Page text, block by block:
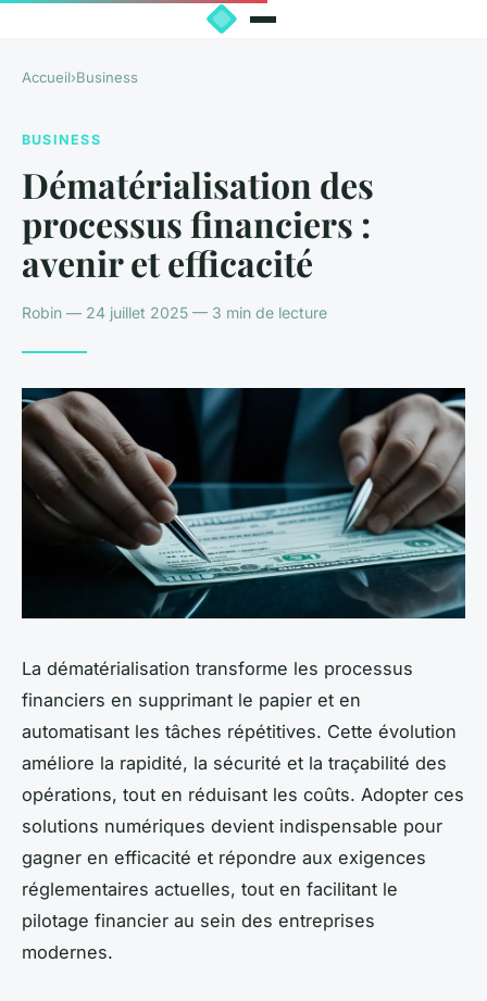
Accueil›Business
BUSINESS
Dématérialisation des
processus financiers :
avenir et efficacité
Robin — 24 juillet 2025 — 3 min de lecture
La dématérialisation transforme les processus
financiers en supprimant le papier et en
automatisant les tâches répétitives. Cette évolution
améliore la rapidité, la sécurité et la traçabilité des
opérations, tout en réduisant les coûts. Adopter ces
solutions numériques devient indispensable pour
gagner en efficacité et répondre aux exigences
réglementaires actuelles, tout en facilitant le
pilotage financier au sein des entreprises
modernes.